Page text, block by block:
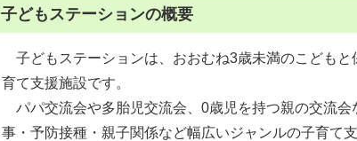
子どもステーションの概要
子どもステーションは、おおむね3歳未満のこどもと
育て支援施設です。
パパ交流会や多胎児交流会、0歳児を持つ親の交流会
事・予防接種・親子関係など幅広いジャンルの子育て